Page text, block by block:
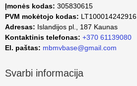
Įmonės kodas: 305830615
PVM mokėtojo kodas: LT100014242916
Adresas: Islandijos pl., 187 Kaunas
Kontaktinis telefonas: +370 61139080
El. paštas: mbmvbase@gmail.com
Svarbi informacija